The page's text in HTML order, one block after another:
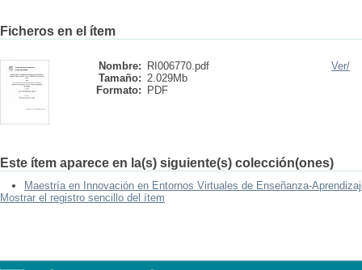
Ficheros en el ítem
Nombre:
RI006770.pdf
Tamaño: 2.029Mb
Formato:
PDF
Ver/
Este ítem aparece en la(s) siguiente(s) colección(ones)
Maestría en Innovación en Entornos Virtuales de Enseñanza-
Mostrar el registro sencillo del ítem